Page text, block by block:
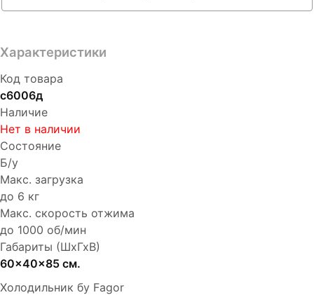
Характеристики
Код товара
с6006д
Наличие
Нет в наличии
Состояние
Б/у
Макс. загрузка
до 6 кг
Макс. скорость отжима
до 1000 об/мин
Габариты (ШхГхВ)
60x40x85 см.
Холодильник бу Fagor